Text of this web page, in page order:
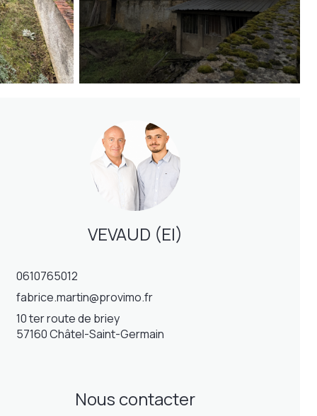
VEVAUD (EI)
0610765012
fabrice.martin@provimo.fr
10 ter route de briey
57160 Châtel-Saint-Germain
Nous contacter